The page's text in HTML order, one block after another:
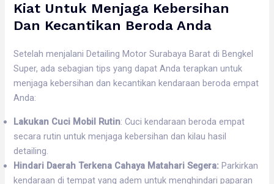
Kiat Untuk Menjaga Kebersihan
Dan Kecantikan Beroda Anda
Setelah menjalani Detailing Motor Surabaya Barat di Bengkel
Super, ada sebagian tips yang dapat Anda terapkan untuk
menjaga kebersihan dan kecantikan kendaraan beroda empat
Anda:
Lakukan Cuci Mobil Rutin: Cuci kendaraan beroda empat
secara rutin untuk menjaga kebersihan dan kilau hasil
detailing.
Hindari Daerah Terkena Cahaya Matahari Segera:Parkirkan
kendaraan di tempat yang adem untuk menghindari paparan